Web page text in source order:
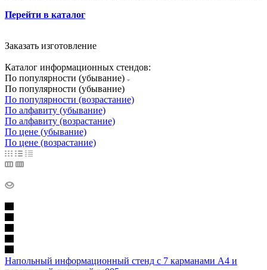
Перейти в каталог
Заказать изготовление
Каталог информационных стендов:
По популярности (убывание)
По популярности (убывание)
По популярности (возрастание)
По алфавиту (убывание)
По алфавиту (возрастание)
По цене (убывание)
По цене (возрастание)
Напольный информационный стенд с 7 карманами А4 и